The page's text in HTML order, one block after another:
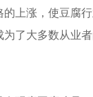
上涨，使豆腐
了大多数从业